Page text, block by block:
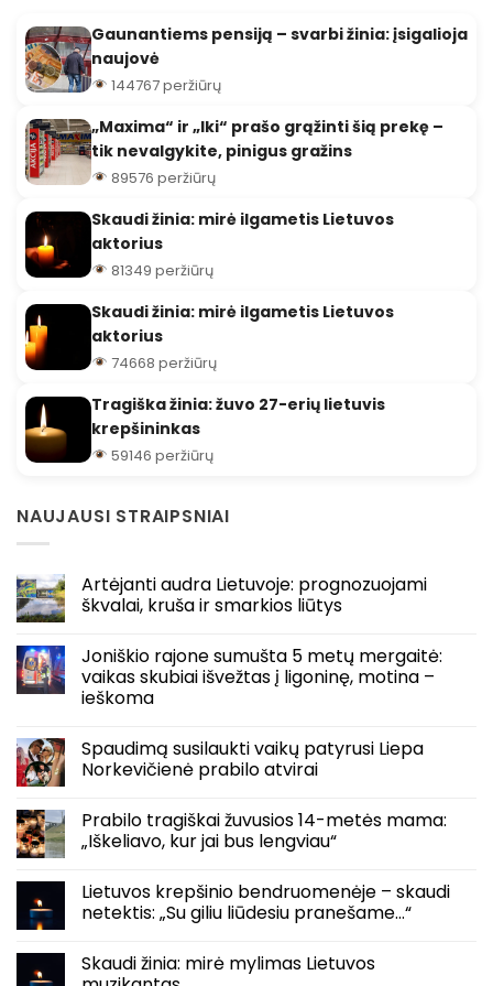
Gaunantiems pensiją – svarbi žinia: įsigalioja
naujovė
144767 peržiūrų
„Maxima“ ir „Iki“ prašo grąžinti šią prekę –
tik nevalgykite, pinigus gražins
89576 peržiūrų
Skaudi žinia: mirė ilgametis Lietuvos
aktorius
81349 peržiūrų
Skaudi žinia: mirė ilgametis Lietuvos
aktorius
74668 peržiūrų
Tragiška žinia: žuvo 27-erių lietuvis
krepšininkas
59146 peržiūrų
NAUJAUSI STRAIPSNIAI
Artėjanti audra Lietuvoje: prognozuojami
škvalai, kruša ir smarkios liūtys
Joniškio rajone sumušta 5 metų mergaitė:
vaikas skubiai išvežtas į ligoninę, motina –
ieškoma
Spaudimą susilaukti vaikų patyrusi Liepa
Norkevičienė prabilo atvirai
Prabilo tragiškai žuvusios 14-metės mama:
„Iškeliavo, kur jai bus lengviau“
Lietuvos krepšinio bendruomenėje – skaudi
netektis: „Su giliu liūdesiu pranešame…“
Skaudi žinia: mirė mylimas Lietuvos